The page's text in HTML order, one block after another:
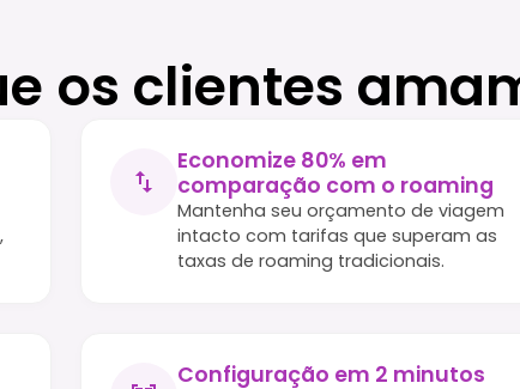
os clientes
Economize 80% em
comparação com o roaming
Mantenha seu orçamento de viagem
intacto com tarifas que superam as
taxas de roaming tradicionais.
Configuração em 2 minutos